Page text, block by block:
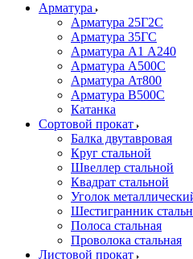
Арматура
Арматура 25Г2С
Арматура 35ГС
Арматура А1 А240
Арматура А500С
Арматура Ат800
Арматура В500С
Катанка
Сортовой прокат
Балка двутавровая
Круг стальной
Швеллер стальной
Квадрат стальной
Уголок
Шестигранник
Полоса стальная
Проволока стальная
Листовой прокат